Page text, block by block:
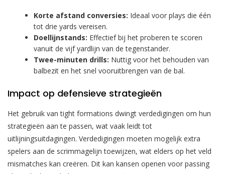
Korte afstand conversies: Ideaal voor plays die één
tot drie yards vereisen.
Doellijnstands: Effectief bij het proberen te scoren
vanuit de vijf yardlijn van de tegenstander.
Twee-minuten drills: Nuttig voor het behouden van
balbezit en het snel vooruitbrengen van de bal.
Impact op defensieve strategieën
Het gebruik van tight formations dwingt verdedigingen om hun
strategieën aan te passen, wat vaak leidt tot
uitlijningsuitdagingen. Verdedigingen moeten mogelijk extra
spelers aan de scrimmagelijn toewijzen, wat elders op het veld
mismatches kan creëren. Dit kan kansen openen voor passing